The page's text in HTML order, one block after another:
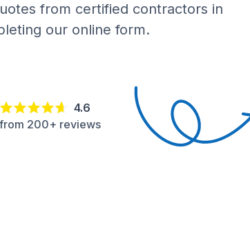
from certified contractors in
our online form.
4.6
from 200+ reviews